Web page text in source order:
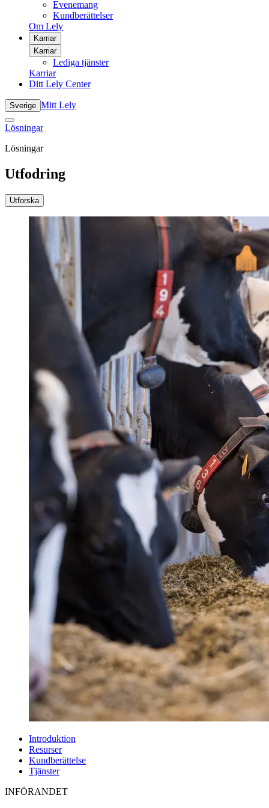
Evenemang
Kundberättelser
Om Lely
Karriar
Karriar
Lediga tjänster
Karriar
Ditt Lely Center
Sverige Mitt Lely
Lösningar
Lösningar
Utfodring
Utforska
Introduktion
Resurser
Kundberättelse
Tjänster
INFÖRANDET